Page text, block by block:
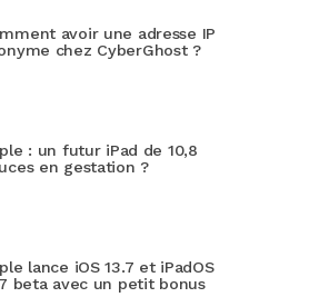
avoir une adresse IP
chez CyberGhost ?
: un futur iPad de 10,8
en gestation ?
lance iOS 13.7 et iPadOS
beta avec un petit bonus